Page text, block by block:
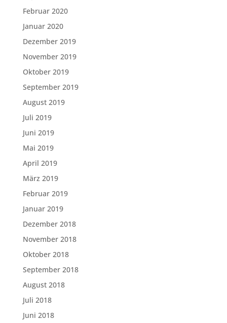
Februar 2020
Januar 2020
Dezember 2019
November 2019
Oktober 2019
September 2019
August 2019
Juli 2019
Juni 2019
Mai 2019
April 2019
März 2019
Februar 2019
Januar 2019
Dezember 2018
November 2018
Oktober 2018
September 2018
August 2018
Juli 2018
Juni 2018